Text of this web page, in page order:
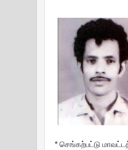
* செங்கற்பட்டு